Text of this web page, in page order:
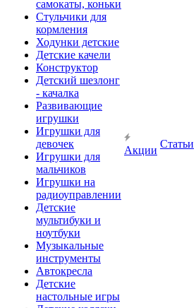
самокаты, коньки
Стульчики для
кормления
Ходунки детские
Детские качели
Конструктор
Детский шезлонг
- качалка
Развивающие
игрушки
Игрушки для
девочек
Игрушки для
мальчиков
Игрушки на
радиоуправлении
Детские
мультибуки и
ноутбуки
Музыкальные
инструменты
Автокресла
Детские
настольные игры
Акции
Статьи